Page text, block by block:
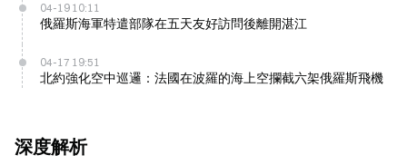
04-19 10:11
俄羅斯海軍特遣部隊在五天友好訪問後離開湛江
04-17 19:51
北約強化空中巡邏：法國在波羅的海上空攔截六架俄羅斯飛機
深度解析